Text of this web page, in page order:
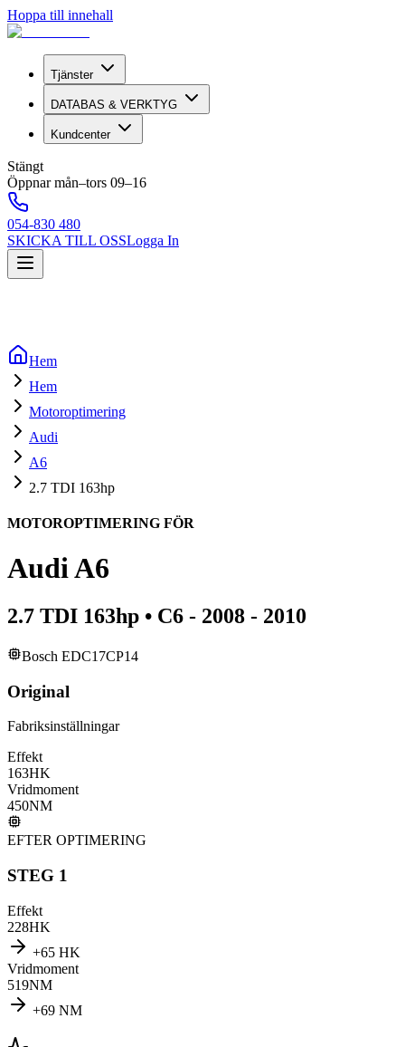
Hoppa till innehall
Tjänster
DATABAS & VERKTYG
Kundcenter
Stängt
Öppnar mån–tors 09–16
054-830 480
SKICKA TILL OSSLogga In
Hem
Hem
Motoroptimering
Audi
A6
2.7 TDI 163hp
MOTOROPTIMERING FÖR
AudiA6
2.7 TDI 163hp • C6 - 2008 - 2010
Bosch EDC17CP14
Original
Fabriksinställningar
Effekt
163HK
Vridmoment
450NM
EFTER OPTIMERING
STEG 1
Effekt
228HK
+65 HK
Vridmoment
519NM
+69 NM